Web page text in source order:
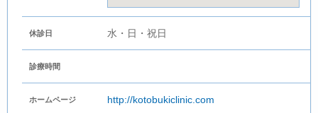
休診日 水・日・祝日
診療時間
ホームページ http://kotobukiclinic.com